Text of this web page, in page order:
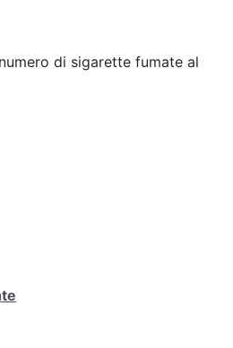
di sigarette fumate al